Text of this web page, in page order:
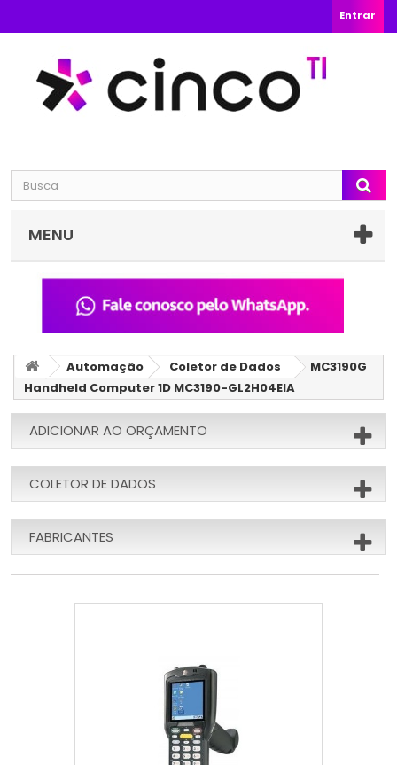
Entrar
MENU
Automação Coletor de Dados
MC3190G
Handheld Computer 1D MC3190-GL2H04EIA
ADICIONAR AO ORÇAMENTO
COLETOR DE DADOS
FABRICANTES